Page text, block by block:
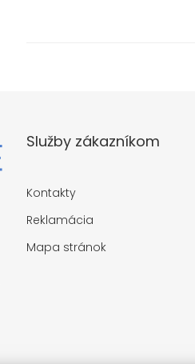
Služby zákazníkom
Kontakty
Reklamácia
Mapa stránok